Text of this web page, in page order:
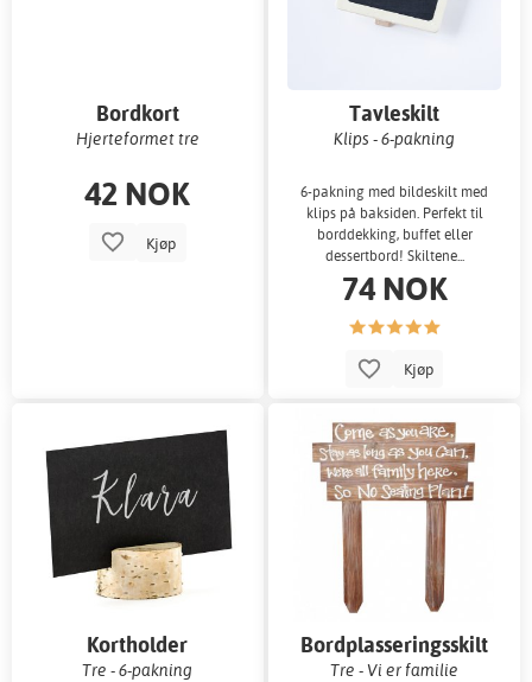
Bordkort
Hjerteformet tre
42 NOK
Kjøp
Tavleskilt
Klips - 6-pakning
6-pakning med bildeskilt med
klips på baksiden. Perfekt til
borddekking, buffet eller
dessertbord! Skiltene...
74 NOK
Kjøp
Kortholder
Tre - 6-pakning
Bordplasseringsskilt
Tre - Vi er familie